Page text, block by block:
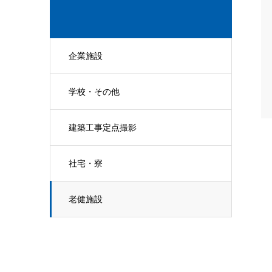
企業施設
学校・その他
建築工事定点撮影
社宅・寮
老健施設